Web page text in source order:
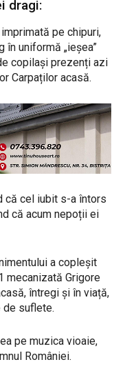
dragi:
pe chipuri,
în uniformă „ieșea”
copilași prezenți azi
Carpaților acasă.
că cel iubit s-a întors
că acum nepoții ei
a copleșit
mecanizată Grigore
întregi și în viață,
de suflete.
pe muzica vioaie,
României.